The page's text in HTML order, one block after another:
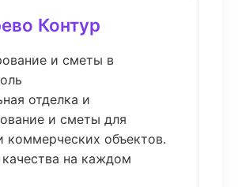
Контур
и сметы в
отделка и
и сметы для
коммерческих объектов.
качества на каждом